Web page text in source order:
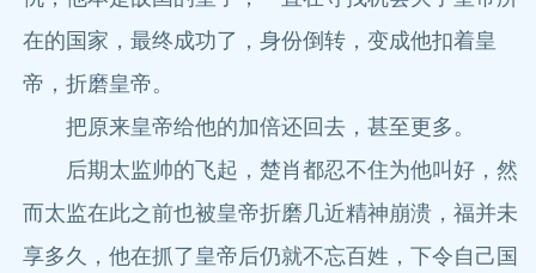
在的国家，最终成功了，身份倒转，变成他扣着皇
帝，折磨皇帝。
把原来皇帝给他的加倍还回去，甚至更多。
后期太监帅的飞起，楚肖都忍不住为他叫好，然
而太监在此之前也被皇帝折磨几近精神崩溃，福并未
享多久，他在抓了皇帝后仍就不忘百姓，下令自己国